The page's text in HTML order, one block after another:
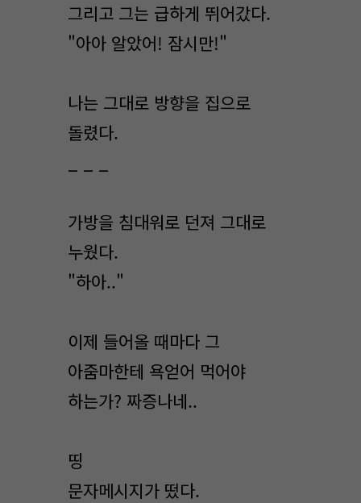
그리고 그는 급하게 뛰어갔다.
"아아 알았어! 잠시만!"
나는 그대로 방향을 집으로
돌렸다.
가방을 침대워로 던져 그대로
누웠다.
"하아.."
이제 들어올 때마다 그
아줌마한테 욕얻어 먹어야
하는가? 짜증나네..
띵
문자메시지가 떴다.